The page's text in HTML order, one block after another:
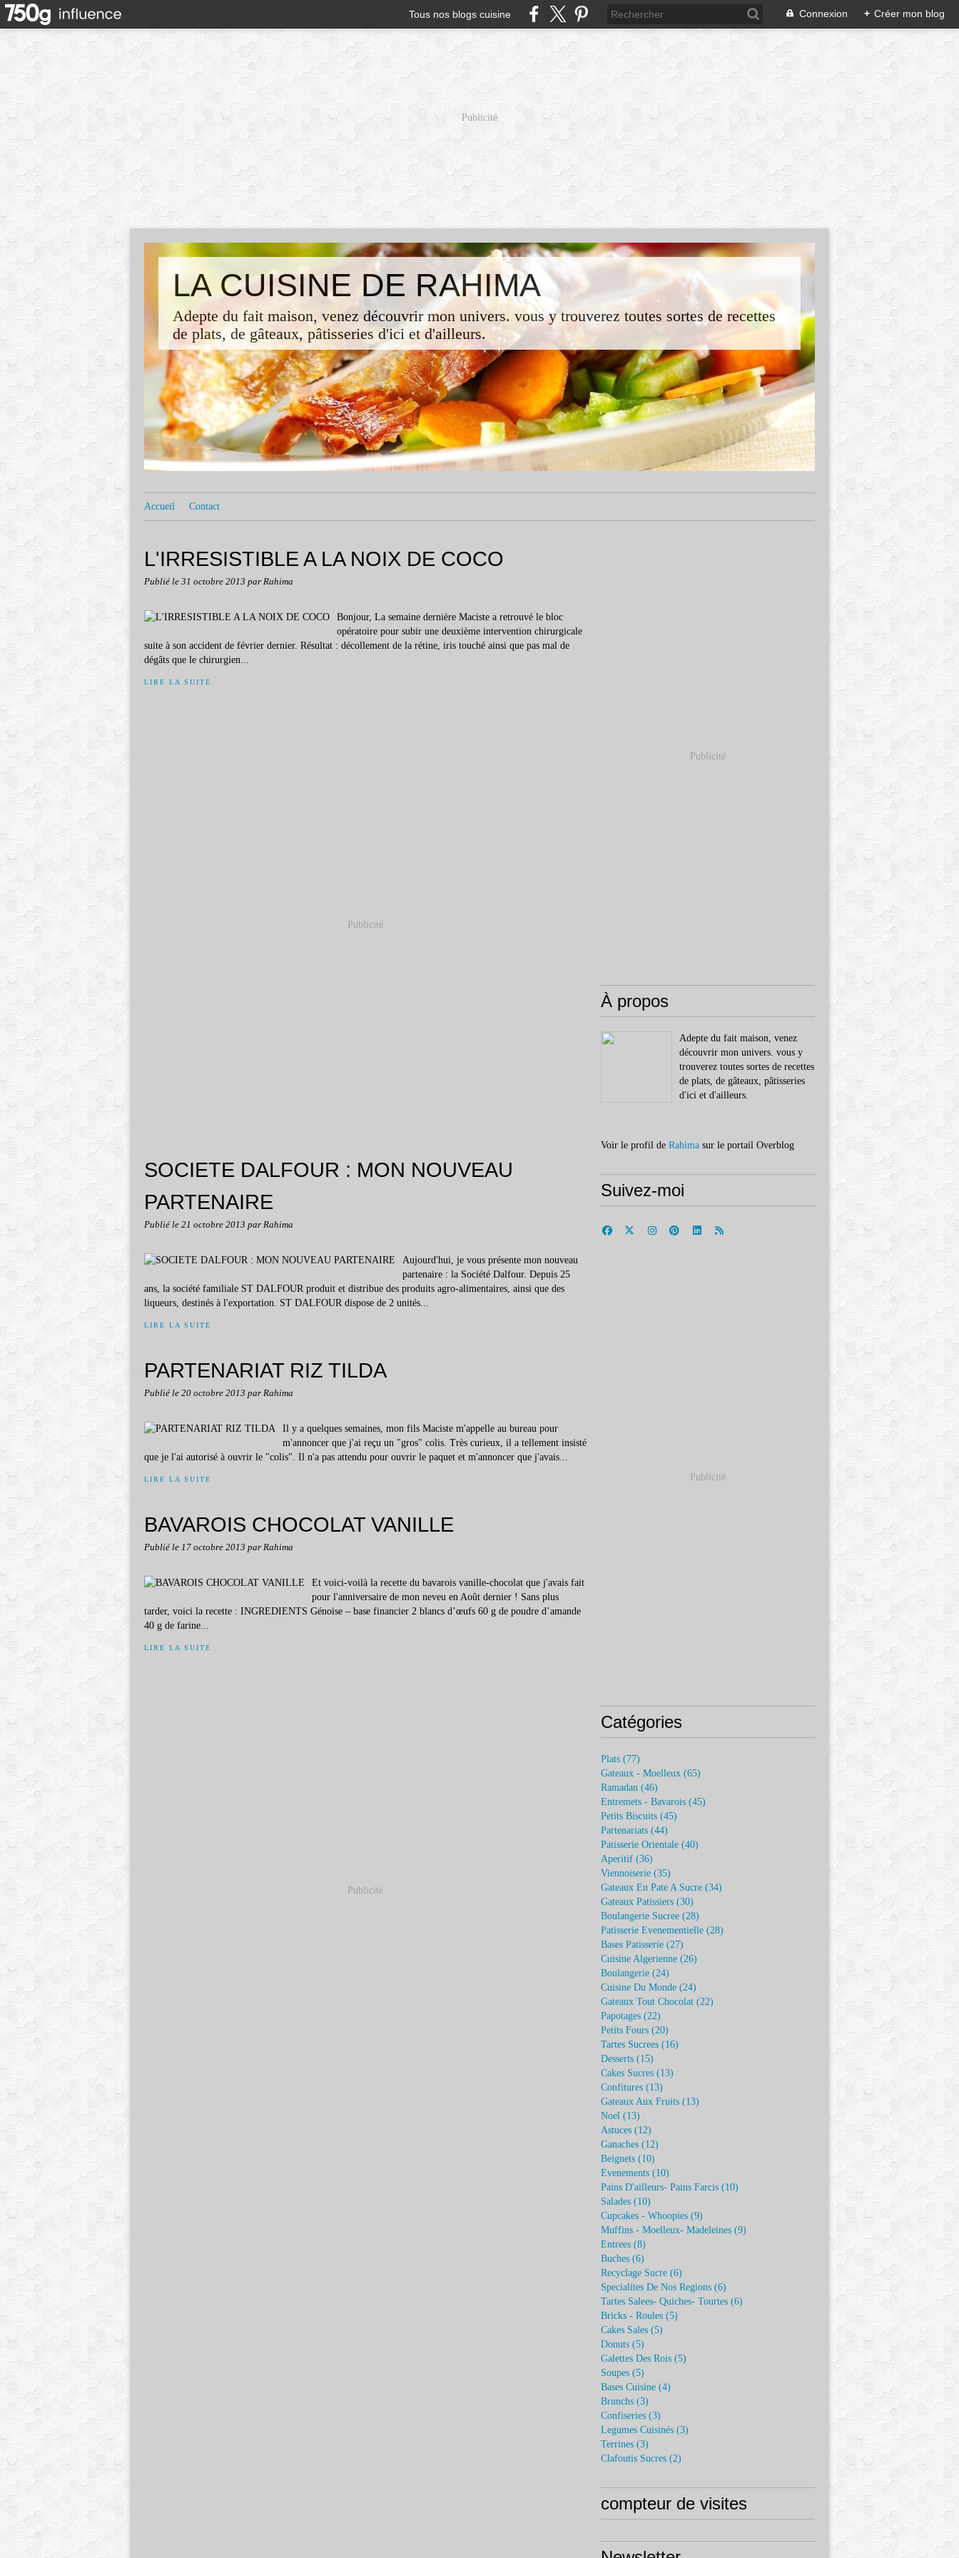
Tous nos blogs cuisine Connexion + Créer mon blog
Publicité
LA CUISINE DE RAHIMA
Adepte du fait maison, venez découvrir mon univers. vous y trouverez toutes sortes de recettes
de plats, de gâteaux, pâtisseries d'ici et d'ailleurs.
Accueil Contact
L'IRRESISTIBLE A LA NOIX DE COCO
Publié le 31 octobre 2013 par Rahima
Bonjour, La semaine dernière Maciste a retrouvé le bloc
opératoire pour subir une deuxième intervention chirurgicale
suite à son accident de février dernier. Résultat : décollement de la rétine, iris touché ainsi que pas mal de
dégâts que le chirurgien...
LIRE LA SUITE
Publicité
SOCIETE DALFOUR : MON NOUVEAU
PARTENAIRE
Publié le 21 octobre 2013 par Rahima
Aujourd'hui, je vous présente mon nouveau
partenaire : la Société Dalfour. Depuis 25
ans, la société familiale ST DALFOUR produit et distribue des produits agro-alimentaires, ainsi que des
liqueurs, destinés à l'exportation. ST DALFOUR dispose de 2 unités...
LIRE LA SUITE
PARTENARIAT RIZ TILDA
Publié le 20 octobre 2013 par Rahima
Il y a quelques semaines, mon fils Maciste m'appelle au bureau pour
m'annoncer que j'ai reçu un "gros" colis. Très curieux, il a tellement insisté
que je l'ai autorisé à ouvrir le "colis". Il n'a pas attendu pour ouvrir le paquet et m'annoncer que j'avais...
LIRE LA SUITE
BAVAROIS CHOCOLAT VANILLE
Publié le 17 octobre 2013 par Rahima
Et voici-voilà la recette du bavarois vanille-chocolat que j'avais fait
pour l'anniversaire de mon neveu en Août dernier ! Sans plus
tarder, voici la recette : INGREDIENTS Génoise – base financier 2 blancs d’œufs 60 g de poudre d’amande
40 g de farine...
LIRE LA SUITE
Publicité
Publicité
À propos
Adepte du fait maison, venez
découvrir mon univers. vous y
trouverez toutes sortes de recettes
de plats, de gâteaux, pâtisseries
d'ici et d'ailleurs.
Voir le profil de Rahima sur le portail Overblog
Suivez-moi
Publicité
Catégories
Plats (77)
Gateaux - Moelleux (65)
Ramadan (46)
Entremets - Bavarois (45)
Petits Biscuits (45)
Partenariats (44)
Patisserie Orientale (40)
Aperitif (36)
Viennoiserie (35)
Gateaux En Pate A Sucre (34)
Gateaux Patissiers (30)
Boulangerie Sucree (28)
Patisserie Evenementielle (28)
Bases Patisserie (27)
Cuisine Algerienne (26)
Boulangerie (24)
Cuisine Du Monde (24)
Gateaux Tout Chocolat (22)
Papotages (22)
Petits Fours (20)
Tartes Sucrees (16)
Desserts (15)
Cakes Sucres (13)
Confitures (13)
Gateaux Aux Fruits (13)
Noel (13)
Astuces (12)
Ganaches (12)
Beignets (10)
Evenements (10)
Pains D'ailleurs- Pains Farcis (10)
Salades (10)
Cupcakes - Whoopies (9)
Muffins - Moelleux- Madeleines (9)
Entrees (8)
Buches (6)
Recyclage Sucre (6)
Specialites De Nos Regions (6)
Tartes Salees- Quiches- Tourtes (6)
Bricks - Roules (5)
Cakes Sales (5)
Donuts (5)
Galettes Des Rois (5)
Soupes (5)
Bases Cuisine (4)
Brunchs (3)
Confiseries (3)
Legumes Cuisinés (3)
Terrines (3)
Clafoutis Sucres (2)
compteur de visites